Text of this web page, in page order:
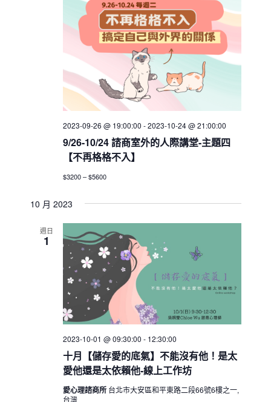
9/26-10/24 諮商室外的人際講堂-主題四
【不再格格不入】
2023-09-26 @ 19:00:00 -2023-10-24 @ 21:00:00
$3200 – $5600
10 月 2023
週日
1
十月【儲存愛的底氣】不能沒有他！是太
愛他還是太依賴他-線上工作坊
2023-10-01 @ 09:30:00 - 12:30:00
愛心理諮商所 台北市大安區和平東路二段66號6樓之一,
台灣